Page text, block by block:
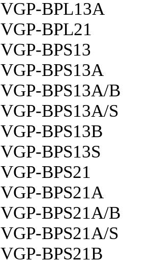
VGP-BPL13A
VGP-BPL21
VGP-BPS13
VGP-BPS13A
VGP-BPS13A/B
VGP-BPS13A/S
VGP-BPS13B
VGP-BPS13S
VGP-BPS21
VGP-BPS21A
VGP-BPS21A/B
VGP-BPS21A/S
VGP-BPS21B